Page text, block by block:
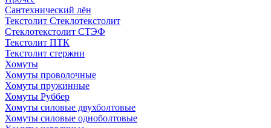
Сантехнический лён
Текстолит Стеклотекстолит
Стеклотекстолит СТЭФ
Текстолит ПТК
Текстолит стержни
Хомуты
Хомуты проволочные
Хомуты пружинные
Хомуты Руббер
Хомуты силовые двухболтовые
Хомуты силовые одноболтовые